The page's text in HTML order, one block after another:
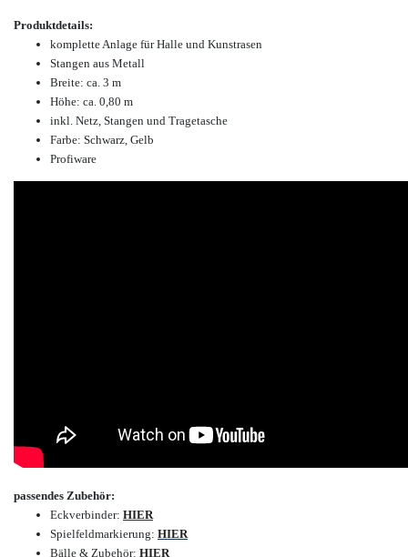
Produktdetails:
komplette Anlage für Halle und Kunstrasen
Stangen aus Metall
Breite: ca. 3 m
Höhe: ca. 0,80 m
inkl. Netz, Stangen und Tragetasche
Farbe: Schwarz, Gelb
Profiware
passendes Zubehör:
Eckverbinder: HIER
Spielfeldmarkierung: HIER
Bälle & Zubehör: HIER